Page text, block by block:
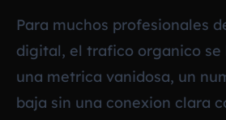
Para muchos profesionales
digital, el trafico organico se
una metrica vanidosa, un
baja sin una conexion clara